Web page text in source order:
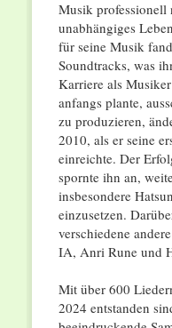
Musik professionell
unabhängiges
für seine Musik
Soundtracks, was
Karriere als
anfangs plante,
zu produzieren,
2010, als er seine
einreichte. Der
spornte ihn an,
insbesondere
einzusetzen.
verschiedene
IA, Anri Rune und
Mit über 600
2024 entstanden